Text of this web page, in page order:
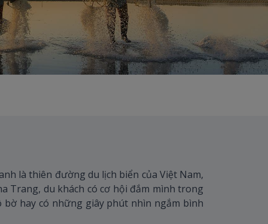
là thiên đường du lịch biển của Việt Nam,
Trang, du khách có cơ hội đắm mình trong
hay có những giây phút nhìn ngắm bình